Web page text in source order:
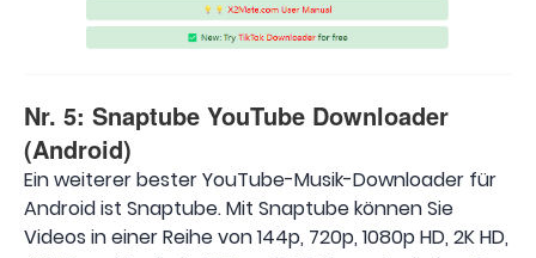
Nr. 5: Snaptube YouTube Downloader
(Android)
Ein weiterer bester YouTube-Musik-Downloader für
Android ist Snaptube. Mit Snaptube können Sie
Videos in einer Reihe von 144p, 720p, 1080p HD, 2K HD,